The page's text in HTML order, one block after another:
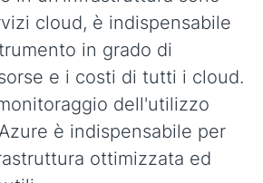
cloud, è indispensabile
in grado di
e i costi di tutti i cloud.
dell'utilizzo
è indispensabile per
ottimizzata ed